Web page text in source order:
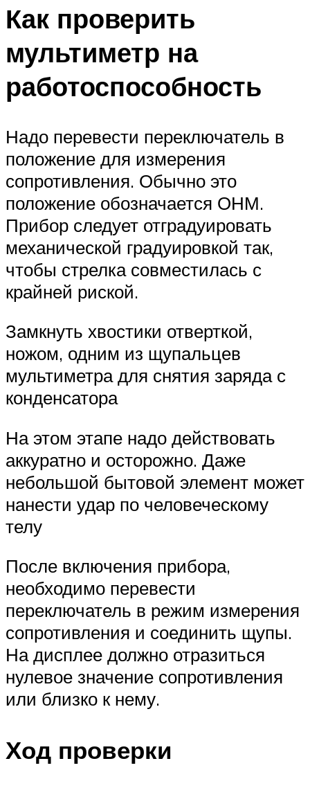
Как проверить
мультиметр на
работоспособность
Надо перевести переключатель в
положение для измерения
сопротивления. Обычно это
положение обозначается ОНМ.
Прибор следует отградуировать
механической градуировкой так,
чтобы стрелка совместилась с
крайней риской.
Замкнуть хвостики отверткой,
ножом, одним из щупальцев
мультиметра для снятия заряда с
конденсатора
На этом этапе надо действовать
аккуратно и осторожно. Даже
небольшой бытовой элемент может
нанести удар по человеческому
телу
После включения прибора,
необходимо перевести
переключатель в режим измерения
сопротивления и соединить щупы.
На дисплее должно отразиться
нулевое значение сопротивления
или близко к нему.
Ход проверки